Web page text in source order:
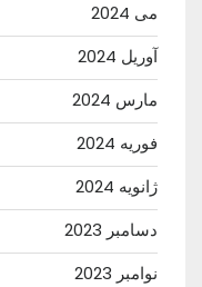
می 2024
آوریل 2024
مارس 2024
فوریه 2024
ژانویه 2024
دسامبر 2023
نوامبر 2023